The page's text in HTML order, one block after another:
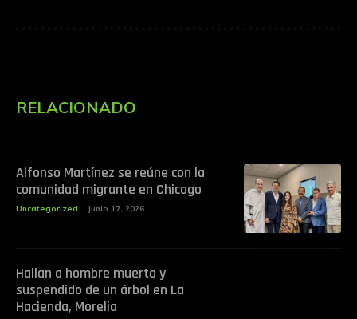
RELACIONADO
Alfonso Martínez se reúne con la
comunidad migrante en Chicago
Uncategorized junio 17, 2026
Hallan a hombre muerto y
suspendido de un árbol en La
Hacienda, Morelia